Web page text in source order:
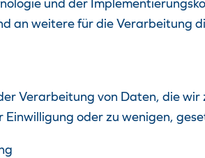
und der
an weitere für die Verarbeitung
Verarbeitung von Daten, die
oder zu wenigen,